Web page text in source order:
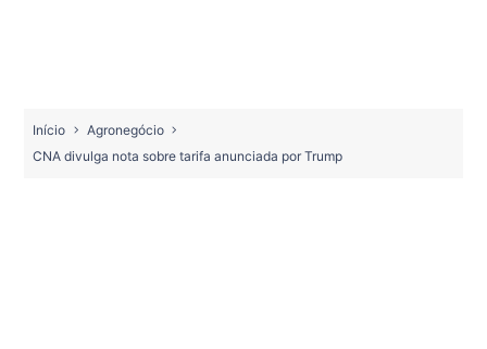
Início
Agronegócio
CNA divulga nota sobre tarifa anunciada por Trump